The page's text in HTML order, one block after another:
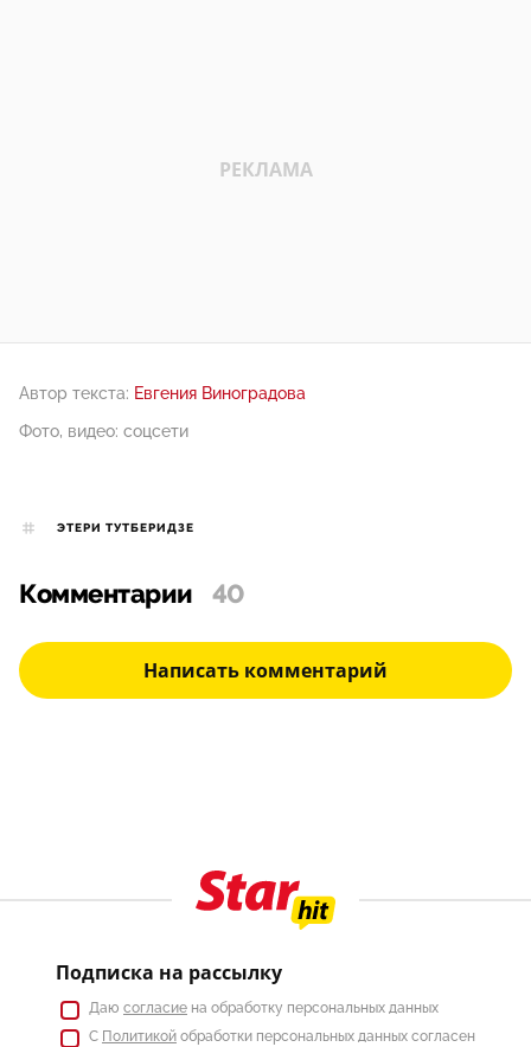
Автор текста: Евгения Виноградова
Фото, видео: соцсети
ЭТЕРИ ТУТБЕРИДЗЕ
Комментарии 40
Написать комментарий
Подписка на рассылку
Даю согласие на обработку персональных данных
С Политикой обработки персональных данных согласен